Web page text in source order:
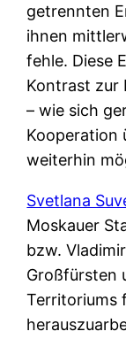
getrennten
ihnen
fehle. Diese
Kontrast zur
– wie sich
Kooperation
weiterhin
Svetlana
Moskauer
bzw.
Großfürsten
Territoriums